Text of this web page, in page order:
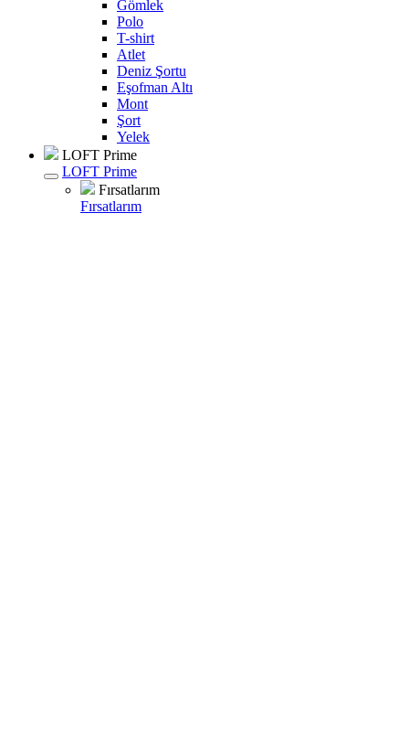
Gömlek
Polo
T-shirt
Atlet
Deniz Şortu
Eşofman Altı
Mont
Şort
Yelek
LOFT Prime
LOFT Prime
Fırsatlarım
Fırsatlarım